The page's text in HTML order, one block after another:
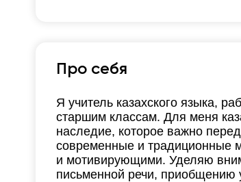
Про себя
Я учитель казахского языка,
старшим классам. Для меня
наследие, которое важно
современные и традиционные
и мотивирующими. Уделяю
письменной речи, приобщению